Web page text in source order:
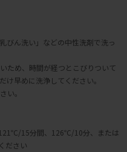
びん洗い」などの中性洗剤で洗っ
ため、時間が経つとこびりついて
け早めに洗浄してください。
い。
121℃/15分間、126℃/10分、または
ださい